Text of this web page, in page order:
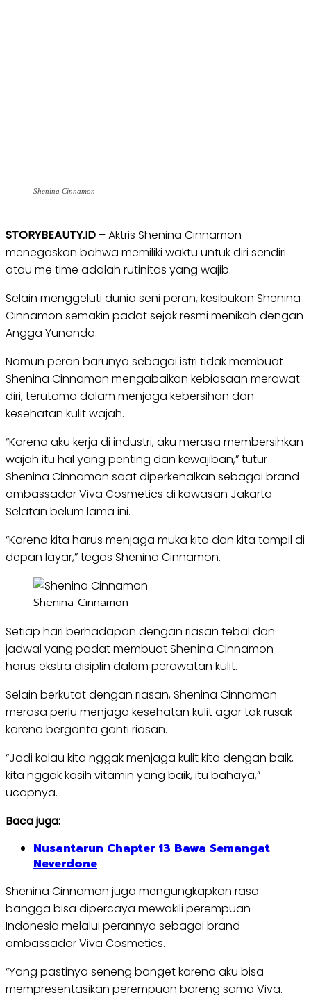
Shenina Cinnamon
STORYBEAUTY.ID – Aktris Shenina Cinnamon
menegaskan bahwa memiliki waktu untuk diri sendiri
atau me time adalah rutinitas yang wajib.
Selain menggeluti dunia seni peran, kesibukan Shenina
Cinnamon semakin padat sejak resmi menikah dengan
Angga Yunanda.
Namun peran barunya sebagai istri tidak membuat
Shenina Cinnamon mengabaikan kebiasaan merawat
diri, terutama dalam menjaga kebersihan dan
kesehatan kulit wajah.
“Karena aku kerja di industri, aku merasa membersihkan
wajah itu hal yang penting dan kewajiban,” tutur
Shenina Cinnamon saat diperkenalkan sebagai brand
ambassador Viva Cosmetics di kawasan Jakarta
Selatan belum lama ini.
“Karena kita harus menjaga muka kita dan kita tampil di
depan layar,” tegas Shenina Cinnamon.
Shenina Cinnamon
Setiap hari berhadapan dengan riasan tebal dan
jadwal yang padat membuat Shenina Cinnamon
harus ekstra disiplin dalam perawatan kulit.
Selain berkutat dengan riasan, Shenina Cinnamon
merasa perlu menjaga kesehatan kulit agar tak rusak
karena bergonta ganti riasan.
“Jadi kalau kita nggak menjaga kulit kita dengan baik,
kita nggak kasih vitamin yang baik, itu bahaya,”
ucapnya.
Baca juga:
Nusantarun Chapter 13 Bawa Semangat
Neverdone
Shenina Cinnamon juga mengungkapkan rasa
bangga bisa dipercaya mewakili perempuan
Indonesia melalui perannya sebagai brand
ambassador Viva Cosmetics.
“Yang pastinya seneng banget karena aku bisa
mempresentasikan perempuan bareng sama Viva.